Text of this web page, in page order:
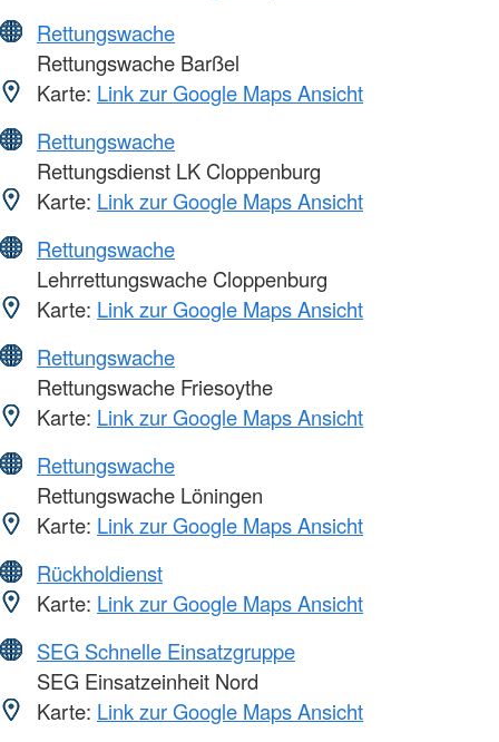
Rettungswache
Rettungswache Barßel
Karte: Link zur Google Maps Ansicht
Rettungswache
Rettungsdienst LK Cloppenburg
Karte: Link zur Google Maps Ansicht
Rettungswache
Lehrrettungswache Cloppenburg
Karte: Link zur Google Maps Ansicht
Rettungswache
Rettungswache Friesoythe
Karte: Link zur Google Maps Ansicht
Rettungswache
Rettungswache Löningen
Karte: Link zur Google Maps Ansicht
Rückholdienst
Karte: Link zur Google Maps Ansicht
SEG Schnelle Einsatzgruppe
SEG Einsatzeinheit Nord
Karte: Link zur Google Maps Ansicht